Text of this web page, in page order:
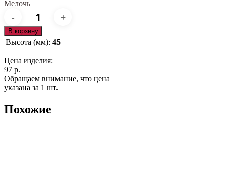
Мелочь
Количество
товара
БМл63
В корзину
Высота (мм): 45
Цена изделия:
97 р.
Обращаем внимание, что цена
указана за 1 шт.
Похожие